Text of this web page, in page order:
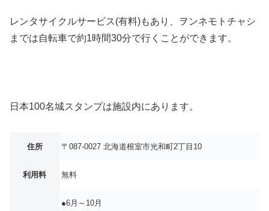
レンタサイクルサービス(有料)もあり、ヲンネモトチャシ
までは自転車で約1時間30分で行くことができます。
日本100名城スタンプは施設内にあります。
住所 〒087-0027 北海道根室市光和町2丁目10
利用料 無料
●6月～10月